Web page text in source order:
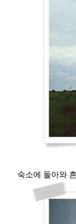
숙소에 돌아와